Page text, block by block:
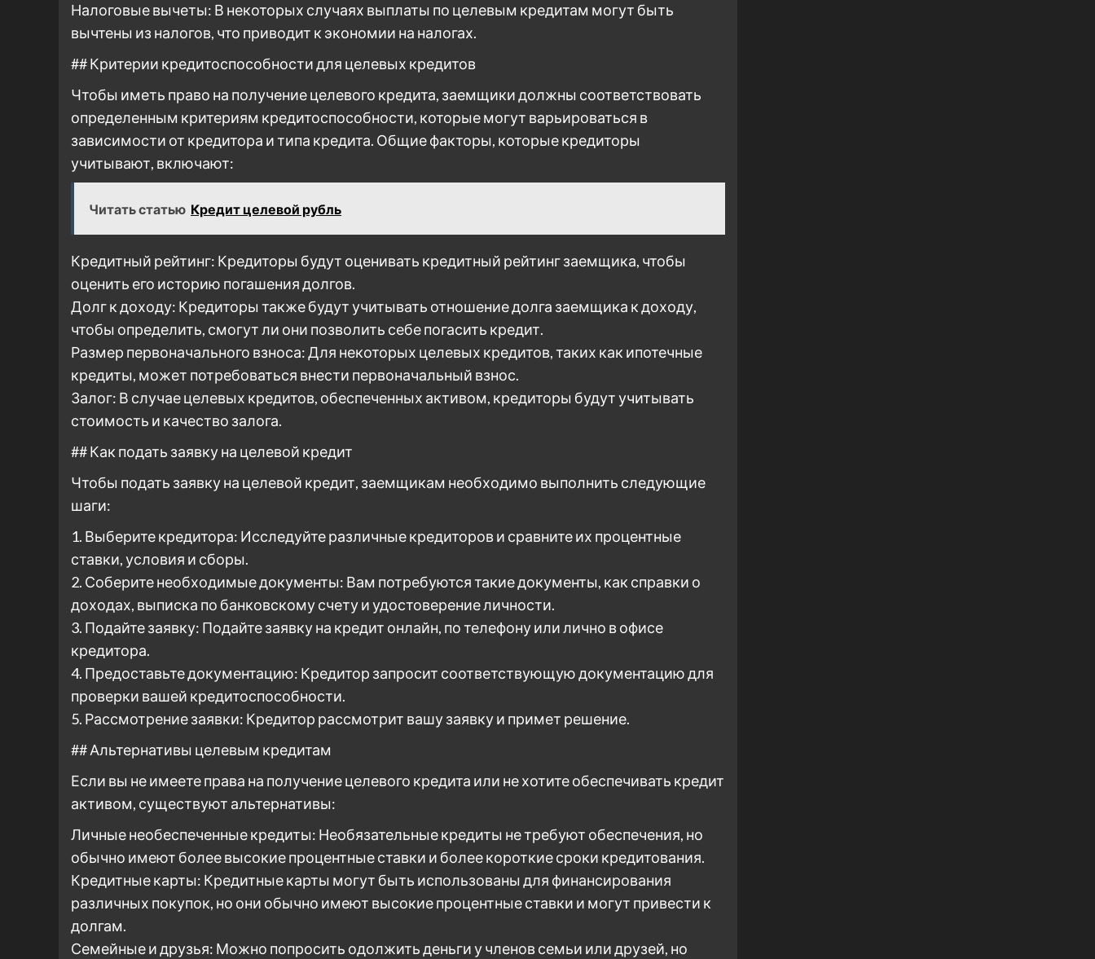
Налоговые вычеты: В некоторых случаях выплаты по целевым кредитам могут быть
вычтены из налогов, что приводит к экономии на налогах.
## Критерии кредитоспособности для целевых кредитов
Чтобы иметь право на получение целевого кредита, заемщики должны соответствовать
определенным критериям кредитоспособности, которые могут варьироваться в
зависимости от кредитора и типа кредита. Общие факторы, которые кредиторы
учитывают, включают:
Читать статью Кредит целевой рубль
Кредитный рейтинг: Кредиторы будут оценивать кредитный рейтинг заемщика, чтобы
оценить его историю погашения долгов.
Долг к доходу: Кредиторы также будут учитывать отношение долга заемщика к доходу,
чтобы определить, смогут ли они позволить себе погасить кредит.
Размер первоначального взноса: Для некоторых целевых кредитов, таких как ипотечные
кредиты, может потребоваться внести первоначальный взнос.
Залог: В случае целевых кредитов, обеспеченных активом, кредиторы будут учитывать
стоимость и качество залога.
## Как подать заявку на целевой кредит
Чтобы подать заявку на целевой кредит, заемщикам необходимо выполнить следующие
шаги:
1. Выберите кредитора: Исследуйте различные кредиторов и сравните их процентные
ставки, условия и сборы.
2. Соберите необходимые документы: Вам потребуются такие документы, как справки о
доходах, выписка по банковскому счету и удостоверение личности.
3. Подайте заявку: Подайте заявку на кредит онлайн, по телефону или лично в офисе
кредитора.
4. Предоставьте документацию: Кредитор запросит соответствующую документацию для
проверки вашей кредитоспособности.
5. Рассмотрение заявки: Кредитор рассмотрит вашу заявку и примет решение.
## Альтернативы целевым кредитам
Если вы не имеете права на получение целевого кредита или не хотите обеспечивать кредит
активом, существуют альтернативы:
Личные необеспеченные кредиты: Необязательные кредиты не требуют обеспечения, но
обычно имеют более высокие процентные ставки и более короткие сроки кредитования.
Кредитные карты: Кредитные карты могут быть использованы для финансирования
различных покупок, но они обычно имеют высокие процентные ставки и могут привести к
долгам.
Семейные и друзья: Можно попросить одолжить деньги у членов семьи или друзей, но